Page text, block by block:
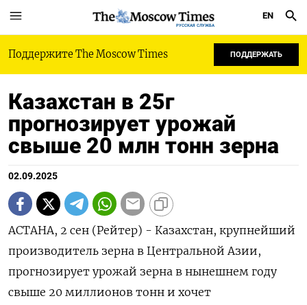
РУССКАЯ СЛУЖБА
EN
Поддержите The Moscow Times ПОДДЕРЖАТЬ
Казахстан в 25г
прогнозирует урожай
свыше 20 млн тонн зерна
02.09.2025
АСТАНА, 2 сен (Рейтер) - Казахстан, крупнейший
производитель зерна в Центральной Азии,
прогнозирует урожай зерна в нынешнем году
свыше 20 миллионов тонн и хочет